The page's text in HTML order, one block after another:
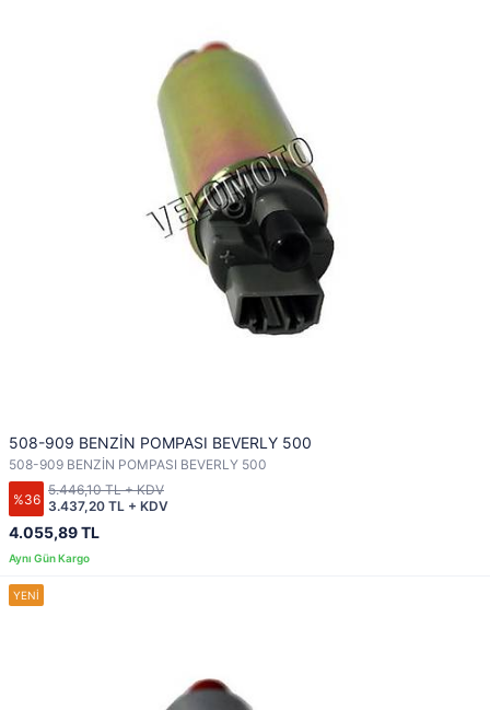
508-909 BENZİN POMPASI BEVERLY 500
508-909 BENZİN POMPASI BEVERLY 500
%36
4.055,89 TL
3.437,20 TL + KDV
5.446,10 TL + KDV